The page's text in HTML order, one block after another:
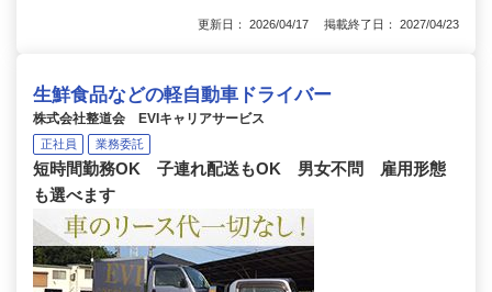
更新日： 2026/04/17 掲載終了日： 2027/04/23
生鮮食品などの軽自動車ドライバー
株式会社整道会 EVIキャリアサービス
正社員 業務委託
短時間勤務OK 子連れ配送もOK 男女不問 雇用形態
も選べます